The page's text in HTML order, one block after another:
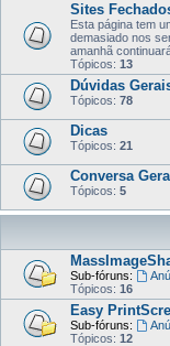
Sites
Esta página tem
demasiado nos
amanhã
Tópicos: 13
Dúvidas
Tópicos: 78
Dicas
Tópicos: 21
Conversa Geral
Tópicos: 5
Sub-fóruns:
Tópicos: 16
Easy
Sub-fóruns:
Tópicos: 12